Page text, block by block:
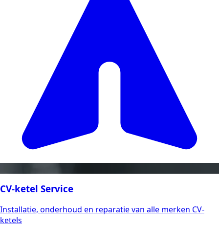
CV-ketel Service
Installatie, onderhoud en reparatie van alle merken CV-
ketels